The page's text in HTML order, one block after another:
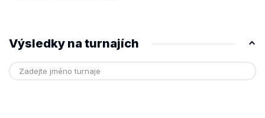
Výsledky na turnajích